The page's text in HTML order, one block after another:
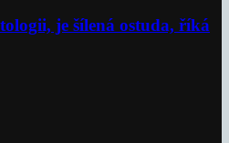
je šílená ostuda, říká